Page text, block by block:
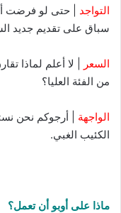
التواجد | حتى لو فرضت
سباق على تقديم جديد
السعر
| لا أعلم لماذا
من الفئة العليا؟
الواجهة | أرجوكم نحن
الكئيب الغبي.
ماذا على أوبو أن تعمل؟